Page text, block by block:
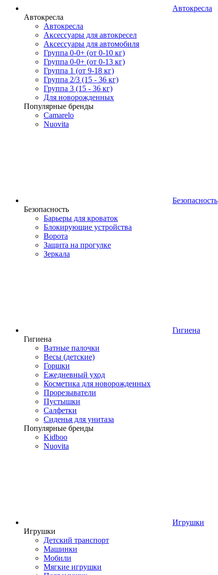
Автокресла
Автокресла
Автокресла
Аксессуары для автокресел
Аксессуары для автомобиля
Группа 0-0+ (от 0-10 кг)
Группа 0-0+ (от 0-13 кг)
Группа 1 (от 9-18 кг)
Группа 2/3 (15 - 36 кг)
Группа 3 (15 - 36 кг)
Для новорожденных
Популярные бренды
Camarelo
Nuovita
Безопасность
Безопасность
Барьеры для кроваток
Блокирующие устройства
Ворота
Защита на прогулке
Зеркала
Гигиена
Гигиена
Ватные палочки
Весы (детские)
Горшки
Ежедневный уход
Косметика для новорожденных
Прорезыватели
Пустышки
Салфетки
Сиденья для унитаза
Популярные бренды
Kidboo
Nuovita
Игрушки
Игрушки
Детский транспорт
Машинки
Мобили
Мягкие игрушки